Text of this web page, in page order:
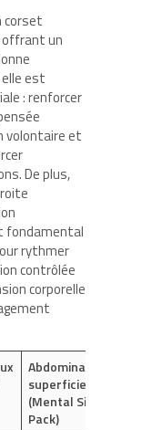
corset
un
est
: renforcer
volontaire et
De plus,
fondamental
rythmer
contrôlée
corporelle
Abdominaux
superficiels
(Mental Six
Pack)